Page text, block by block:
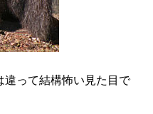
違って結構怖い見た目で